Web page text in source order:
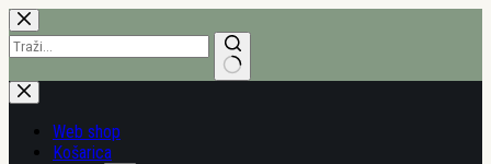
Preskoči
na
sadržaj
Nema
rezultata.
Web shop
Košarica